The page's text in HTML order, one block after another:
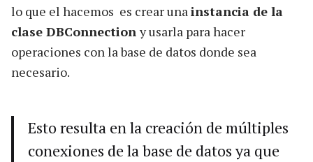
lo que el hacemos es crear unainstancia de la
clase DBConnection y usarla para hacer
operaciones con la base de datos donde sea
necesario.
Esto resulta en la creación de múltiples
conexiones de la base de datos ya que